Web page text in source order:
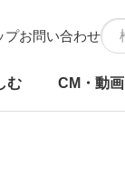
プお問い合わせ
む CM・動画